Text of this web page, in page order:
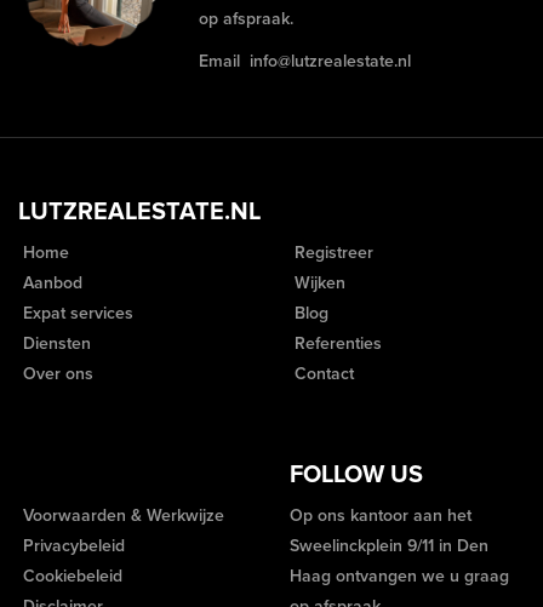
op afspraak.
Email info@lutzrealestate.nl
LUTZREALESTATE.NL
Home
Aanbod
Expat services
Diensten
Over ons
Registreer
Wijken
Blog
Referenties
Contact
FOLLOW US
Voorwaarden & Werkwijze
Privacybeleid
Cookiebeleid
Op ons kantoor aan het
Sweelinckplein 9/11 in Den
Haag ontvangen we u graag